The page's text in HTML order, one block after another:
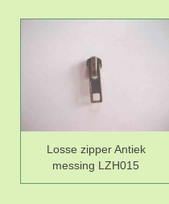
Losse zipper Antiek
messing LZH015